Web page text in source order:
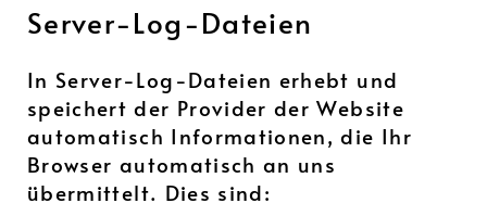
Server-Log-Dateien
In Server-Log-Dateien erhebt und
speichert der Provider der Website
automatisch Informationen, die Ihr
Browser automatisch an uns
übermittelt. Dies sind: